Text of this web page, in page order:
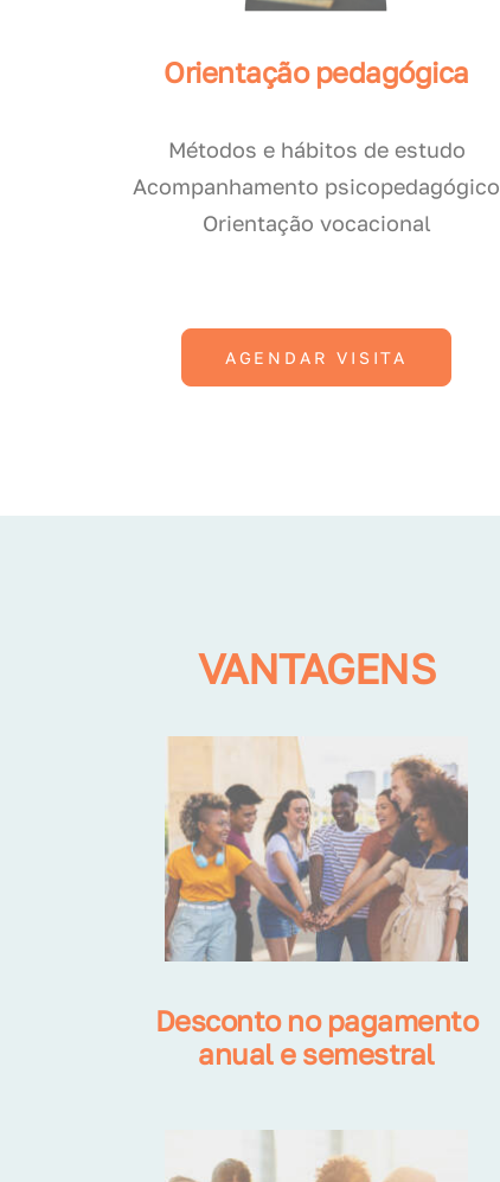
Orientação pedagógica
Métodos e hábitos de estudo
Acompanhamento psicopedagógico
Orientação vocacional
AGENDAR VISITA
VANTAGENS
Desconto no pagamento
anual e semestral